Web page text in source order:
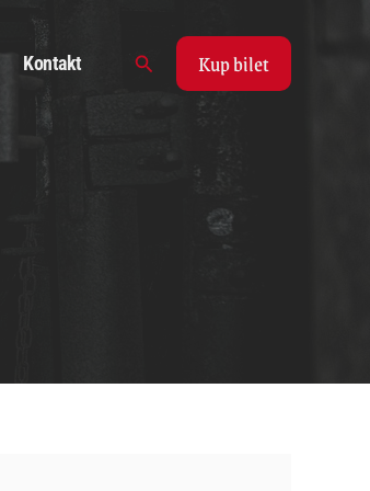
Kontakt Search Kup bilet